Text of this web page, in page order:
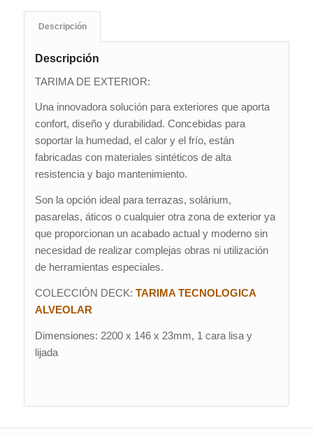
Descripción
Descripción
TARIMA DE EXTERIOR:
Una innovadora solución para exteriores que aporta
confort, diseño y durabilidad. Concebidas para
soportar la humedad, el calor y el frío, están
fabricadas con materiales sintéticos de alta
resistencia y bajo mantenimiento.
Son la opción ideal para terrazas, solárium,
pasarelas, áticos o cualquier otra zona de exterior ya
que proporcionan un acabado actual y moderno sin
necesidad de realizar complejas obras ni utilización
de herramientas especiales.
COLECCIÓN DECK: TARIMA TECNOLOGICA
ALVEOLAR
Dimensiones: 2200 x 146 x 23mm, 1 cara lisa y
lijada